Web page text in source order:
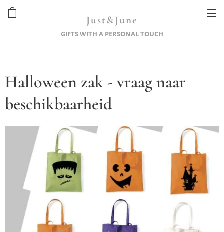
Just&June
GIFTS WITH A PERSONAL TOUCH
Halloween zak - vraag naar
beschikbaarheid